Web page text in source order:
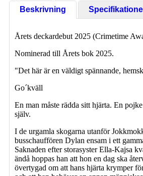
Beskrivning
Årets deckardebut 2025 (Crimetime
Nominerad till Årets bok 2025.
"Det här är en väldigt spännande,
Go´kväll
En man måste rädda sitt hjärta. En
själv.
I de urgamla skogarna utanför
busschauffören Dylan ensam i ett
Saknaden efter storasyster Ella-Kajsa
ändå hoppas han att hon en dag ska
övertygad om att hans hjärta krymper